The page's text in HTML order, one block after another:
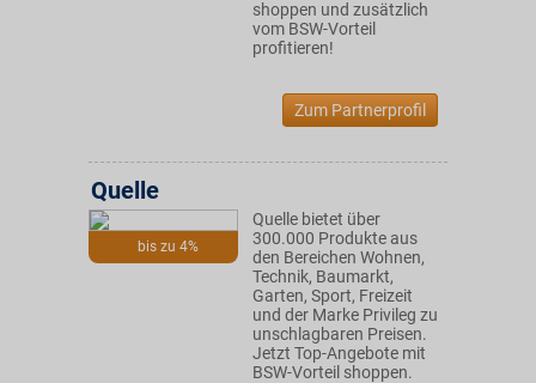
shoppen und zusätzlich
vom BSW-Vorteil
profitieren!
Zum Partnerprofil
bis zu 4%
Quelle
Quelle bietet über
300.000 Produkte aus
den Bereichen Wohnen,
Technik, Baumarkt,
Garten, Sport, Freizeit
und der Marke Privileg zu
unschlagbaren Preisen.
Jetzt Top-Angebote mit
BSW-Vorteil shoppen.